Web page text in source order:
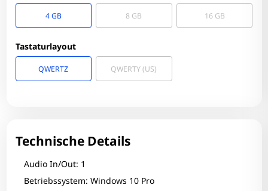
4 GB 8 GB 16 GB
Tastaturlayout
QWERTZ QWERTY (US)
Technische Details
Audio In/Out: 1
Betriebssystem: Windows 10 Pro